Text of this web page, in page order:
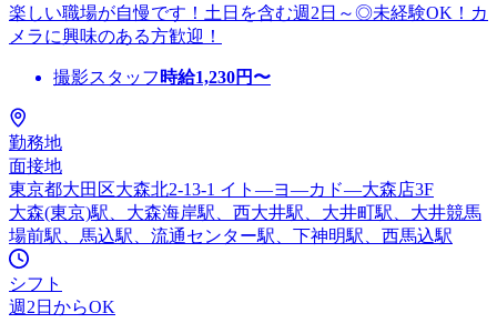
楽しい職場が自慢です！土日を含む週2日～◎未経験OK！カ
メラに興味のある方歓迎！
撮影スタッフ 時給1,230円〜
勤務地
面接地
東京都大田区大森北2-13-1 イト—ヨ—カド—大森店3F
大森(東京)駅、大森海岸駅、西大井駅、大井町駅、大井競馬
場前駅、馬込駅、流通センター駅、下神明駅、西馬込駅
シフト
週2日からOK